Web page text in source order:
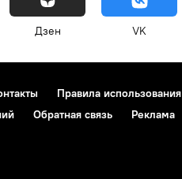
Дзен VK
Правила использования
Обратная связь Реклама